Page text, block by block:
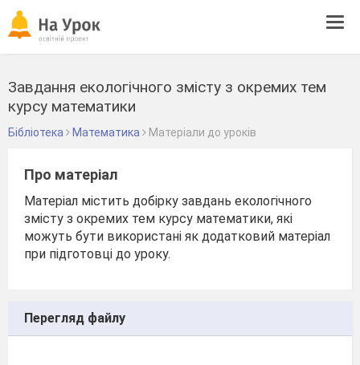
Завдання екологічного змісту з окремих тем
курсу математики
Бібліотека Математика Матеріали до уроків
Про матеріал
Матеріал містить добірку завдань екологічного
змісту з окремих тем курсу математики, які
можуть бути використані як додатковий матеріал
при підготовці до уроку.
Перегляд файлу